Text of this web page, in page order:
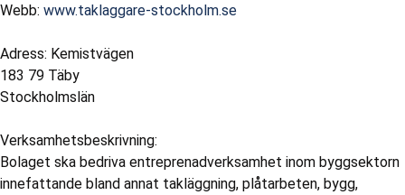
Webb: www.taklaggare-stockholm.se
Adress: Kemistvägen
183 79 Täby
Stockholmslän
Verksamhetsbeskrivning:
Bolaget ska bedriva entreprenadverksamhet inom byggsektorn
innefattande bland annat takläggning, plåtarbeten, bygg,